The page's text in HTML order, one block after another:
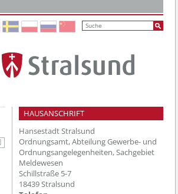
einfachen Variante
HAUSANSCHRIFT
Hansestadt Stralsund
Ordnungsamt, Abteilung Gewerbe- und
Ordnungsangelegenheiten, Sachgebiet
Meldewesen
Schillstraße 5-7
18439 Stralsund